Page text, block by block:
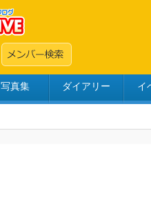
写真集 ダイアリー イ